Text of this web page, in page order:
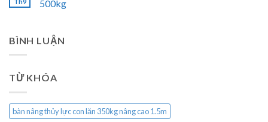
500kg
BÌNH LUẬN
TỪ KHÓA
bàn nâng thủy lực con lăn 350kg nâng cao 1.5m